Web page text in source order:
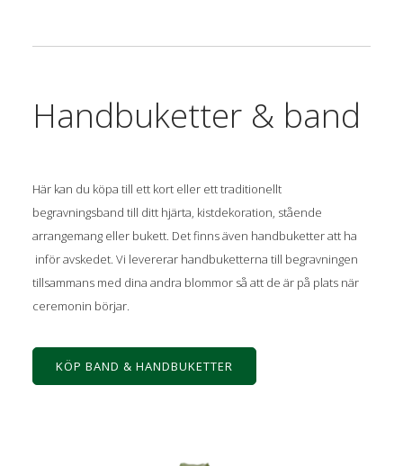
Handbuketter & band
Här kan du köpa till ett kort eller ett traditionellt
begravningsband till ditt hjärta, kistdekoration, stående
arrangemang eller bukett. Det finns även handbuketter att ha
inför avskedet. Vi levererar handbuketterna till begravningen
tillsammans med dina andra blommor så att de är på plats när
ceremonin börjar.
KÖP BAND & HANDBUKETTER